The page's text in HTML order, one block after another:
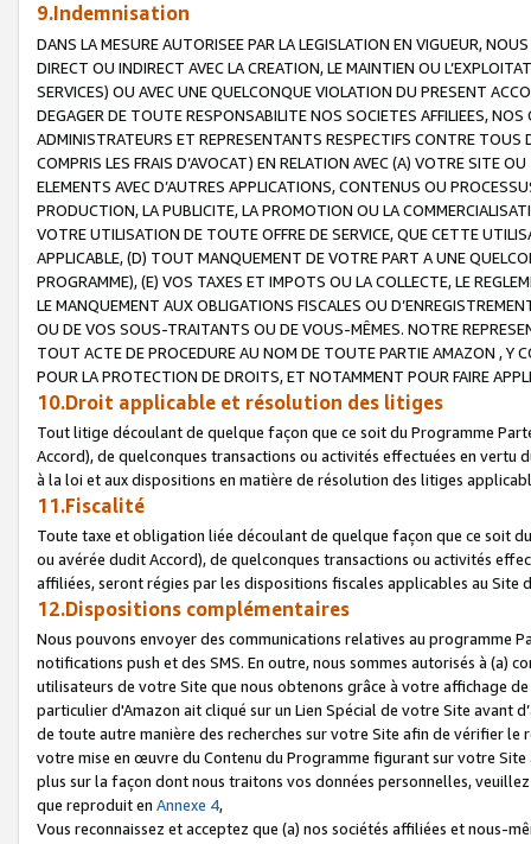
9.Indemnisation
DANS LA MESURE AUTORISEE PAR LA LEGISLATION EN VIGUEUR,
DIRECT OU INDIRECT AVEC LA CREATION, LE MAINTIEN OU
SERVICES) OU AVEC UNE QUELCONQUE VIOLATION DU PRESENT
DEGAGER DE TOUTE RESPONSABILITE NOS SOCIETES AFFILIEES,
ADMINISTRATEURS ET REPRESENTANTS RESPECTIFS CONTRE
COMPRIS LES FRAIS D’AVOCAT) EN RELATION AVEC (A) VOTRE SITE
ELEMENTS AVEC D’AUTRES APPLICATIONS, CONTENUS OU
PRODUCTION, LA PUBLICITE, LA PROMOTION OU LA
VOTRE UTILISATION DE TOUTE OFFRE DE SERVICE, QUE CETTE
APPLICABLE, (D) TOUT MANQUEMENT DE VOTRE PART A UNE
PROGRAMME), (E) VOS TAXES ET IMPOTS OU LA COLLECTE, LE
LE MANQUEMENT AUX OBLIGATIONS FISCALES OU
OU DE VOS SOUS-TRAITANTS OU DE VOUS-MÊMES. NOTRE
TOUT ACTE DE PROCEDURE AU NOM DE TOUTE PARTIE AMAZON , Y
POUR LA PROTECTION DE DROITS, ET NOTAMMENT POUR FAIRE
10.Droit applicable et résolution des litiges
Tout litige découlant de quelque façon que ce soit du Programme
Accord), de quelconques transactions ou activités effectuées en vertu
à la loi et aux dispositions en matière de résolution des litiges
11.Fiscalité
Toute taxe et obligation liée découlant de quelque façon que ce soit
ou avérée dudit Accord), de quelconques transactions ou activités
affiliées, seront régies par les dispositions fiscales applicables au Site
12.Dispositions complémentaires
Nous pouvons envoyer des communications relatives au programme
notifications push et des SMS. En outre, nous sommes autorisés à
utilisateurs de votre Site que nous obtenons grâce à votre affichage
particulier d'Amazon ait cliqué sur un Lien Spécial de votre Site avant
de toute autre manière des recherches sur votre Site afin de vérifier
votre mise en œuvre du Contenu du Programme figurant sur votre
plus sur la façon dont nous traitons vos données personnelles,
que reproduit en Annexe 4,
Vous reconnaissez et acceptez que (a) nos sociétés affiliées et nous-